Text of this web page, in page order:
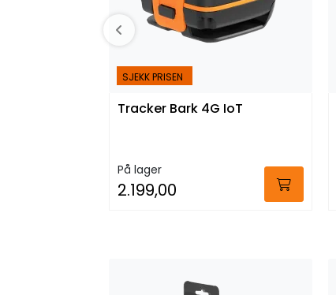
SJEKK PRISEN
Tracker Bark 4G IoT
På lager
2.199,00